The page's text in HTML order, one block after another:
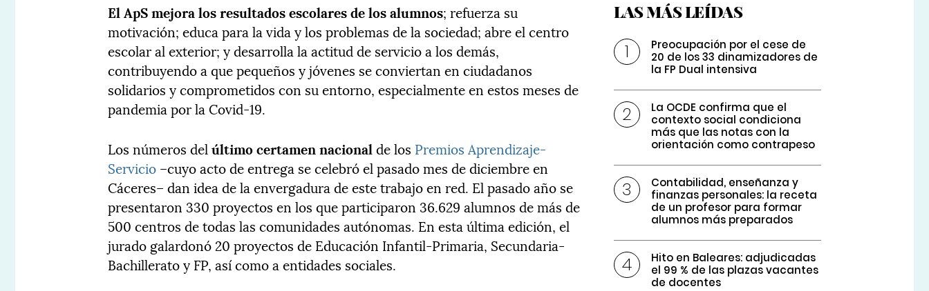
El ApS mejora los resultados escolares de los alumnos; refuerza su
motivación; educa para la vida y los problemas de la sociedad; abre el centro
escolar al exterior; y desarrolla la actitud de servicio a los demás,
contribuyendo a que pequeños y jóvenes se conviertan en ciudadanos
solidarios y comprometidos con su entorno, especialmente en estos meses de
pandemia por la Covid-19.
Los números delúltimo certamen nacionalde los Premios Aprendizaje-
Servicio –cuyo acto de entrega se celebró el pasado mes de diciembre en
Cáceres– dan idea de la envergadura de este trabajo en red. El pasado año se
presentaron 330 proyectos en los que participaron 36.629 alumnos de más de
500 centros de todas las comunidades autónomas. En esta última edición, el
jurado galardonó 20 proyectos de Educación Infantil-Primaria, Secundaria-
Bachillerato y FP, así como a entidades sociales.
LAS MÁS LEÍDAS
Preocupación por el cese de
20 de los 33 dinamizadores de
la FP Dual intensiva
La OCDE confirma que el
contexto social condiciona
más que las notas con la
orientación como contrapeso
Contabilidad, enseñanza y
finanzas personales: la receta
de un profesor para formar
alumnos más preparados
Hito en Baleares: adjudicadas
el 99 % de las plazas vacantes
de docentes